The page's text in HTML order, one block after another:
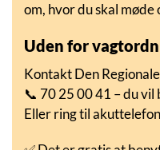
om, hvor du skal møde
Uden for
Kontakt Den
📞 70 25 00 41 – du
Eller ring til